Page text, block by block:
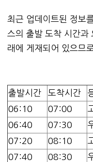
최근 업데이트된 정보
스의 출발 도착 시간과
래에 게재되어 있으므
출발시간 도착시간
06:10
07:00
06:40
07:30
07:20
08:10
07:40
08:30